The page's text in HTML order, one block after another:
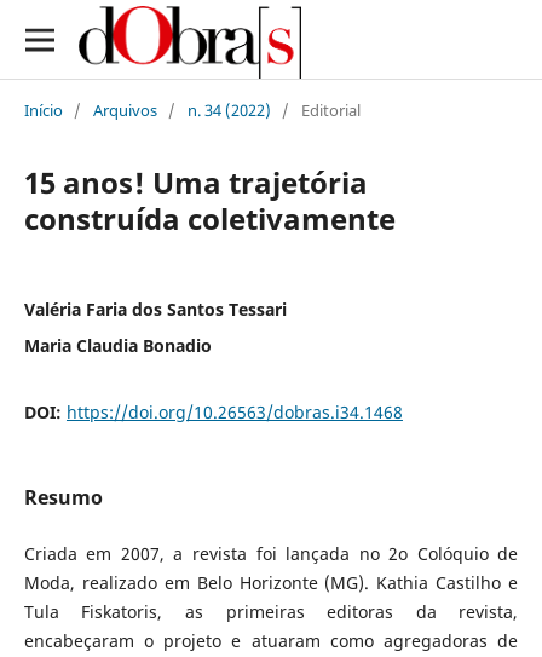
Início / Arquivos / n. 34 (2022) / Editorial
15 anos! Uma trajetória
construída coletivamente
Valéria Faria dos Santos Tessari
Maria Claudia Bonadio
DOI: https://doi.org/10.26563/dobras.i34.1468
Resumo
Criada em 2007, a revista foi lançada no 2o Colóquio de
Moda, realizado em Belo Horizonte (MG). Kathia Castilho e
Tula Fiskatoris, as primeiras editoras da revista,
encabeçaram o projeto e atuaram como agregadoras de